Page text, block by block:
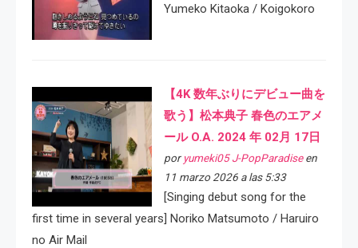
Yumeko Kitaoka / Koigokoro
【4K 数年ぶりにデビュー曲を
歌う】松本典子 春色のエアメ
ール O.A. 2024 年 02月 17日
por yumeki05 J-PopParadiseen
11 marzo 2026 a las 5:33
[Singing debut song for the
first time in several years] Noriko Matsumoto / Haruiro
no Air Mail